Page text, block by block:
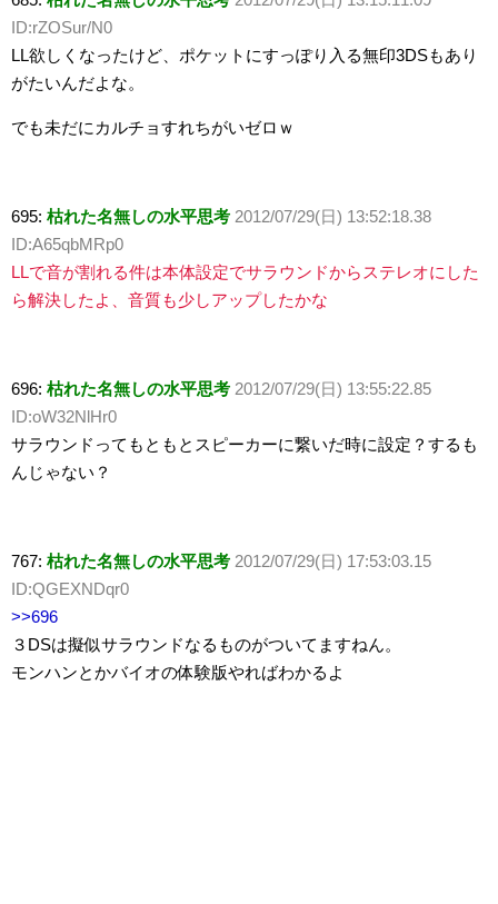
ID:rZOSur/N0
LL欲しくなったけど、ポケットにすっぽり入る無印3DSもあり
がたいんだよな。
でも未だにカルチョすれちがいゼロｗ
695: 枯れた名無しの水平思考 2012/07/29(日) 13:52:18.38
ID:A65qbMRp0
LLで音が割れる件は本体設定でサラウンドからステレオにした
ら解決したよ、音質も少しアップしたかな
696: 枯れた名無しの水平思考 2012/07/29(日) 13:55:22.85
ID:oW32NlHr0
サラウンドってもともとスピーカーに繋いだ時に設定？するも
んじゃない？
767: 枯れた名無しの水平思考 2012/07/29(日) 17:53:03.15
ID:QGEXNDqr0
>>696
３DSは擬似サラウンドなるものがついてますねん。
モンハンとかバイオの体験版やればわかるよ